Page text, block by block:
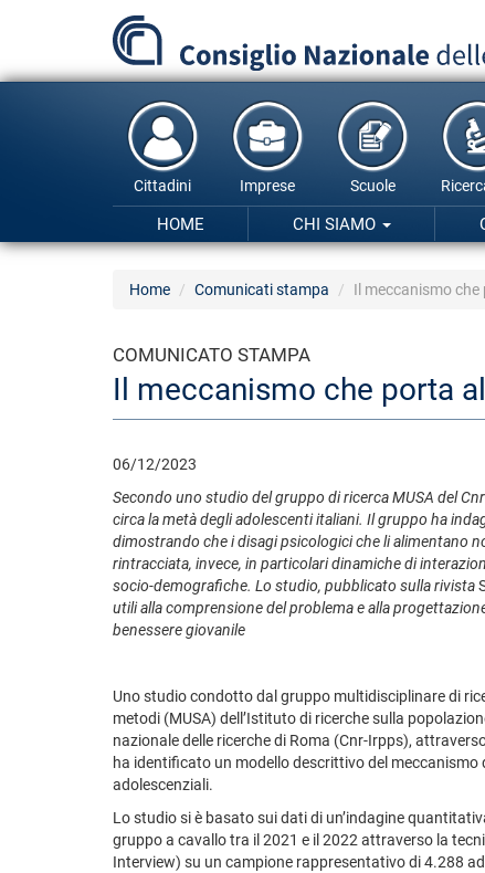
principale
Cittadini Imprese Scuole
HOME CHI SIAMO
Home Comunicati stampa Il meccanismo
COMUNICATO STAMPA
Il meccanismo che porta
06/12/2023
Secondo uno studio del gruppo di ricerca MUSA del
circa la metà degli adolescenti italiani. Il gruppo ha
dimostrando che i disagi psicologici che li alimentano
rintracciata, invece, in particolari dinamiche di
socio-demografiche. Lo studio, pubblicato sulla rivista
utili alla comprensione del problema e alla
benessere giovanile
Uno studio condotto dal gruppo multidisciplinare di
metodi (MUSA) dell’Istituto di ricerche sulla
nazionale delle ricerche di Roma (Cnr-Irpps),
ha identificato un modello descrittivo del meccanismo
adolescenziali.
Lo studio si è basato sui dati di un’indagine
gruppo a cavallo tra il 2021 e il 2022 attraverso la
Interview) su un campione rappresentativo di 4.288